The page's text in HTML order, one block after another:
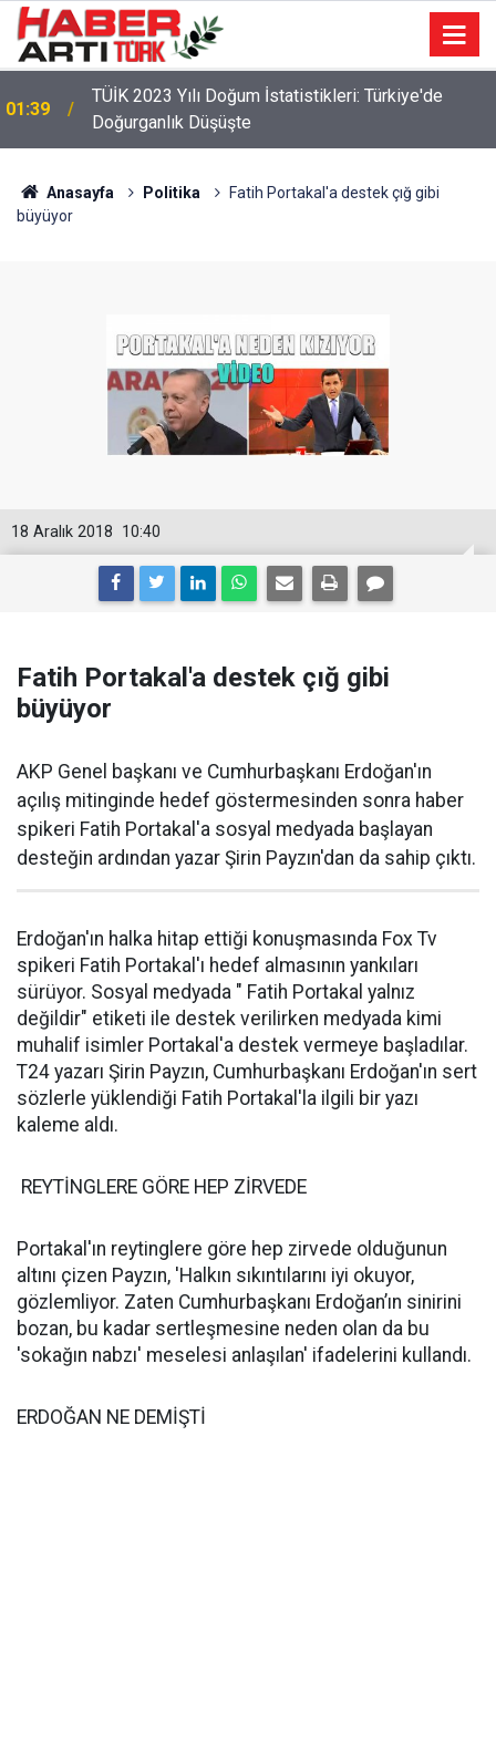
22:47 16 Maddelik Maden Kanunu Teklif Kabul Edildi
Anasayfa Politika
Fatih Portakal'a destek çığ gibi
büyüyor
10:40
18 Aralık 2018
Fatih Portakal'a destek çığ gibi
büyüyor
AKP Genel başkanı ve Cumhurbaşkanı Erdoğan'ın
açılış mitinginde hedef göstermesinden sonra haber
spikeri Fatih Portakal'a sosyal medyada başlayan
desteğin ardından yazar Şirin Payzın'dan da sahip çıktı.
Erdoğan'ın halka hitap ettiği konuşmasında Fox Tv
spikeri Fatih Portakal'ı hedef almasının yankıları
sürüyor. Sosyal medyada " Fatih Portakal yalnız
değildir" etiketi ile destek verilirken medyada kimi
muhalif isimler Portakal'a destek vermeye başladılar.
T24 yazarı Şirin Payzın, Cumhurbaşkanı Erdoğan'ın sert
sözlerle yüklendiği Fatih Portakal'la ilgili bir yazı
kaleme aldı.
REYTİNGLERE GÖRE HEP ZİRVEDE
Portakal'ın reytinglere göre hep zirvede olduğunun
altını çizen Payzın, 'Halkın sıkıntılarını iyi okuyor,
gözlemliyor. Zaten Cumhurbaşkanı Erdoğan’ın sinirini
bozan, bu kadar sertleşmesine neden olan da bu
'sokağın nabzı' meselesi anlaşılan' ifadelerini kullandı.
ERDOĞAN NE DEMİŞTİ